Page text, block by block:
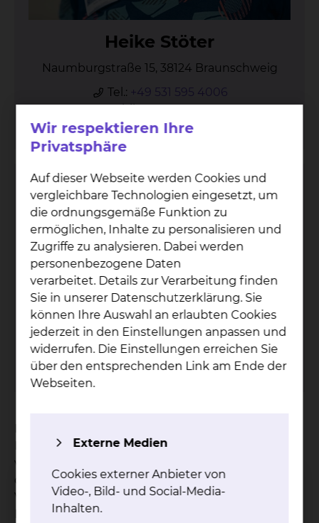
Hei­ke Stö­ter
Naumburgstraße 15, 38124 Braunschweig
Tel.: +49 531 595 4006
Mobil:+49 170 6348231
Per E-Mail kontaktieren
Bil­dungs- & Ver­an­stal­tungs
zen­trum
Naumburgstraße 15, 38124 Braunschweig
mehr
Leitungsaufgaben in der Pflege ist bereits seit
vielen Jahren fester und etablierter Bestandteil
der Qualifikationsmaßnahmen am Bildungs- und
Veranstaltungszentrum des Städtischen
Klinikums Braunschweig (SKBS). Im Rahmen
Wir respektieren Ihre
Privatsphäre
Auf dieser Webseite werden Cookies und
vergleichbare Technologien eingesetzt, um
die ordnungsgemäße Funktion zu
ermöglichen, Inhalte zu personalisieren und
Zugriffe zu analysieren. Dabei werden
personenbezogene Daten
verarbeitet. Details zur Verarbeitung finden
Sie in unserer Datenschutzerklärung. Sie
können Ihre Auswahl an erlaubten Cookies
jederzeit in den Einstellungen anpassen und
widerrufen. Die Einstellungen erreichen Sie
über den entsprechenden Link am Ende der
Webseiten.
Externe Medien
Cookies externer Anbieter von
Video-, Bild- und Social-Media-
Inhalten.